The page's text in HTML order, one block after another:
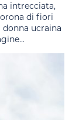
intrecciata,
di fiori
ucraina